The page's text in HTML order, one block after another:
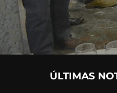
ÚLTIMAS